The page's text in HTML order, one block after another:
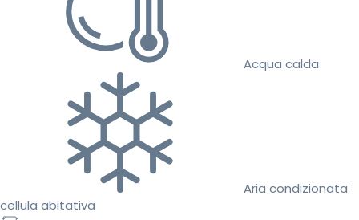
Acqua calda
Aria condizionata
cellula abitativa